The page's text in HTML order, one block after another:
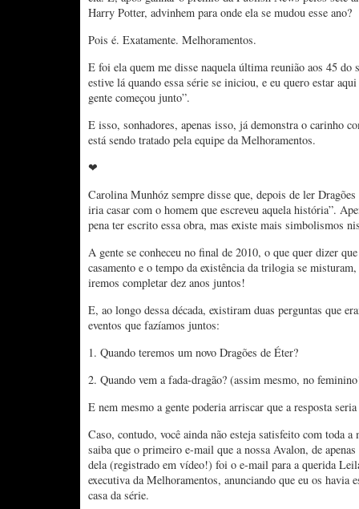
Harry Potter, advinhem para onde ela se mudou esse ano?
Pois é. Exatamente. Melhoramentos.
E foi ela quem me disse naquela última reunião aos 45 do
estive lá quando essa série se iniciou, e eu quero estar
gente começou junto”.
E isso, sonhadores, apenas isso, já demonstra o carinho
está sendo tratado pela equipe da Melhoramentos.
❤
Carolina Munhóz sempre disse que, depois de ler
iria casar com o homem que escreveu aquela história”.
pena ter escrito essa obra, mas existe mais simbolismos
A gente se conheceu no final de 2010, o que quer dizer
casamento e o tempo da existência da trilogia se
iremos completar dez anos juntos!
E, ao longo dessa década, existiram duas perguntas que
eventos que fazíamos juntos:
1. Quando teremos um novo Dragões de Éter?
2. Quando vem a fada-dragão? (assim mesmo, no
E nem mesmo a gente poderia arriscar que a resposta
Caso, contudo, você ainda não esteja satisfeito com toda a
saiba que o primeiro e-mail que a nossa Avalon, de
dela (registrado em vídeo!) foi o e-mail para a querida
executiva da Melhoramentos, anunciando que eu os havia
casa da série.